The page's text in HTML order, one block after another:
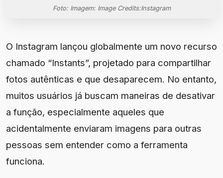
Foto: Imagem: Image Credits:Instagram
O Instagram lançou globalmente um novo recurso
chamado “Instants”, projetado para compartilhar
fotos autênticas e que desaparecem. No entanto,
muitos usuários já buscam maneiras de desativar
a função, especialmente aqueles que
acidentalmente enviaram imagens para outras
pessoas sem entender como a ferramenta
funciona.